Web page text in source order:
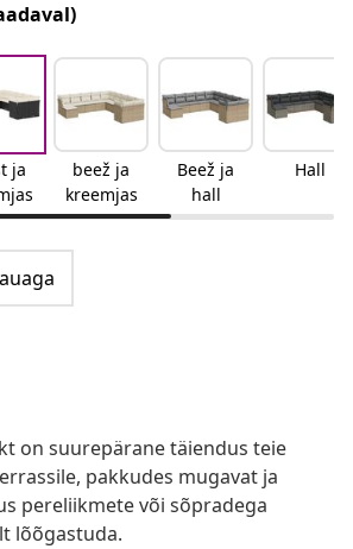
ja
beež ja
kreemjas
Beež ja
hall
Hall
on suurepärane täiendus teie
pakkudes mugavat ja
pereliikmete või sõpradega
lõõgastuda.